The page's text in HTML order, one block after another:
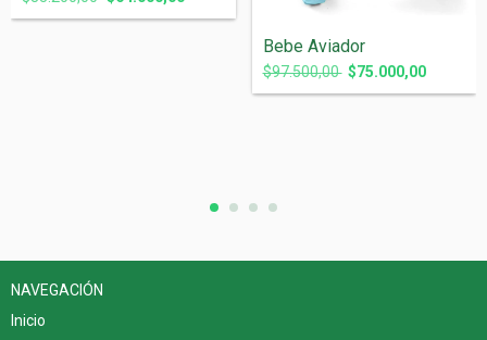
Bebe Aviador
$97.500,00 $75.000,00
NAVEGACIÓN
Inicio